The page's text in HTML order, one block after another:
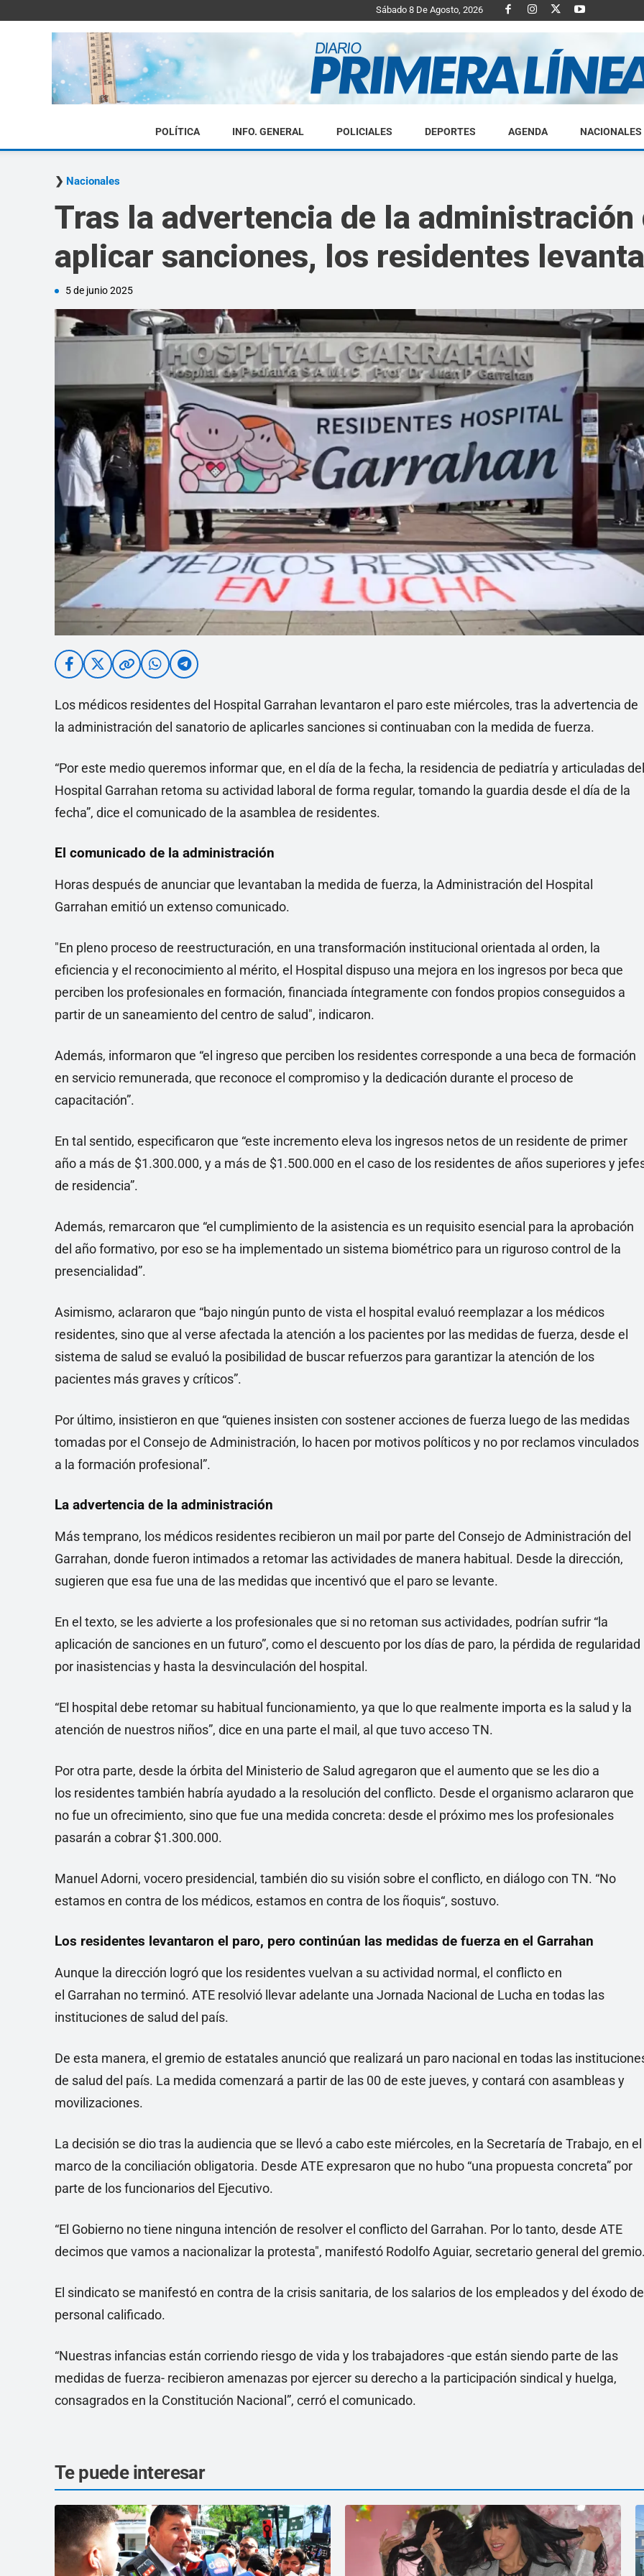
Sábado 8 De Agosto, 2026
Diario
Primera
Linea
POLÍTICA INFO. GENERAL POLICIALES DEPORTES AGENDA NACIONALES
Nacionales
Tras la advertencia de la administración
aplicar sanciones, los residentes
5 de junio 2025
Los médicos residentes del Hospital Garrahan levantaron el paro este miércoles, tras la advertencia de
la administración del sanatorio de aplicarles sanciones si continuaban con la medida de fuerza.
“Por este medio queremos informar que, en el día de la fecha, la residencia de pediatría y articuladas del
Hospital Garrahan retoma su actividad laboral de forma regular, tomando la guardia desde el día de la
fecha”, dice el comunicado de la asamblea de residentes.
El comunicado de la administración
Horas después de anunciar que levantaban la medida de fuerza, la Administración del Hospital
Garrahan emitió un extenso comunicado.
"En pleno proceso de reestructuración, en una transformación institucional orientada al orden, la
eficiencia y el reconocimiento al mérito, el Hospital dispuso una mejora en los ingresos por beca que
perciben los profesionales en formación, financiada íntegramente con fondos propios conseguidos a
partir de un saneamiento del centro de salud", indicaron.
Además, informaron que “el ingreso que perciben los residentes corresponde a una beca de formación
en servicio remunerada, que reconoce el compromiso y la dedicación durante el proceso de
capacitación”.
En tal sentido, especificaron que “este incremento eleva los ingresos netos de un residente de primer
año a más de $1.300.000, y a más de $1.500.000 en el caso de los residentes de años superiores y
de residencia”.
Además, remarcaron que “el cumplimiento de la asistencia es un requisito esencial para la aprobación
del año formativo, por eso se ha implementado un sistema biométrico para un riguroso control de la
presencialidad”.
Asimismo, aclararon que “bajo ningún punto de vista el hospital evaluó reemplazar a los médicos
residentes, sino que al verse afectada la atención a los pacientes por las medidas de fuerza, desde el
sistema de salud se evaluó la posibilidad de buscar refuerzos para garantizar la atención de los
pacientes más graves y críticos”.
Por último, insistieron en que “quienes insisten con sostener acciones de fuerza luego de las medidas
tomadas por el Consejo de Administración, lo hacen por motivos políticos y no por reclamos vinculados
a la formación profesional”.
La advertencia de la administración
Más temprano, los médicos residentes recibieron un mail por parte del Consejo de Administración del
Garrahan, donde fueron intimados a retomar las actividades de manera habitual. Desde la dirección,
sugieren que esa fue una de las medidas que incentivó que el paro se levante.
En el texto, se les advierte a los profesionales que si no retoman sus actividades, podrían sufrir “la
aplicación de sanciones en un futuro”, como el descuento por los días de paro, la pérdida de regularidad
por inasistencias y hasta la desvinculación del hospital.
“El hospital debe retomar su habitual funcionamiento, ya que lo que realmente importa es la salud y la
atención de nuestros niños”, dice en una parte el mail, al que tuvo acceso TN.
Por otra parte, desde la órbita del Ministerio de Salud agregaron que el aumento que se les dio a
los residentes también habría ayudado a la resolución del conflicto. Desde el organismo aclararon que
no fue un ofrecimiento, sino que fue una medida concreta: desde el próximo mes los profesionales
pasarán a cobrar $1.300.000.
Manuel Adorni, vocero presidencial, también dio su visión sobre el conflicto, en diálogo con TN. “No
estamos en contra de los médicos, estamos en contra de los ñoquis“, sostuvo.
Los residentes levantaron el paro, pero continúan las medidas de fuerza en el Garrahan
Aunque la dirección logró que los residentes vuelvan a su actividad normal, el conflicto en
el Garrahan no terminó. ATE resolvió llevar adelante una Jornada Nacional de Lucha en todas las
instituciones de salud del país.
De esta manera, el gremio de estatales anunció que realizará un paro nacional en todas las
de salud del país. La medida comenzará a partir de las 00 de este jueves, y contará con asambleas y
movilizaciones.
La decisión se dio tras la audiencia que se llevó a cabo este miércoles, en la Secretaría de Trabajo, en el
marco de la conciliación obligatoria. Desde ATE expresaron que no hubo “una propuesta concreta” por
parte de los funcionarios del Ejecutivo.
“El Gobierno no tiene ninguna intención de resolver el conflicto del Garrahan. Por lo tanto, desde ATE
decimos que vamos a nacionalizar la protesta", manifestó Rodolfo Aguiar, secretario general del
El sindicato se manifestó en contra de la crisis sanitaria, de los salarios de los empleados y del éxodo de
personal calificado.
“Nuestras infancias están corriendo riesgo de vida y los trabajadores -que están siendo parte de las
medidas de fuerza- recibieron amenazas por ejercer su derecho a la participación sindical y huelga,
consagrados en la Constitución Nacional”, cerró el comunicado.
Te puede interesar